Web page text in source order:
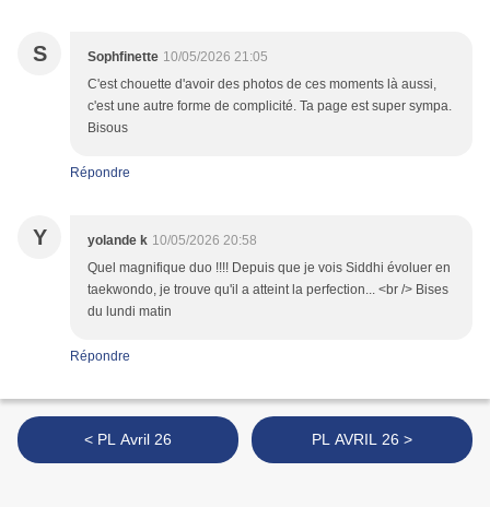
S Sophfinette 10/05/2026 21:05
C'est chouette d'avoir des photos de ces moments là aussi,
c'est une autre forme de complicité. Ta page est super sympa.
Bisous
Répondre
Y yolande k 10/05/2026 20:58
Quel magnifique duo !!!! Depuis que je vois Siddhi évoluer en
taekwondo, je trouve qu'il a atteint la perfection... <br /> Bises
du lundi matin
Répondre
< PL Avril 26 PL AVRIL 26 >